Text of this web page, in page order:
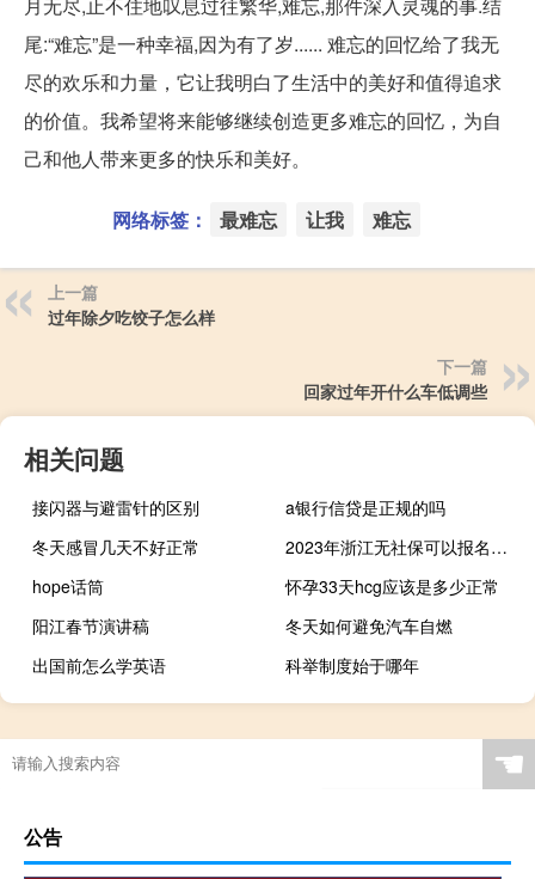
月无尽,止不住地叹息过往繁华,难忘,那件深入灵魂的事.结
尾:“难忘”是一种幸福,因为有了岁...... 难忘的回忆给了我无
尽的欢乐和力量，它让我明白了生活中的美好和值得追求
的价值。我希望将来能够继续创造更多难忘的回忆，为自
己和他人带来更多的快乐和美好。
网络标签： 最难忘 让我 难忘
上一篇
过年除夕吃饺子怎么样
下一篇
回家过年开什么车低调些
相关问题
接闪器与避雷针的区别
a银行信贷是正规的吗
冬天感冒几天不好正常
2023年浙江无社保可以报名二建吗
hope话筒
怀孕33天hcg应该是多少正常
阳江春节演讲稿
冬天如何避免汽车自燃
出国前怎么学英语
科举制度始于哪年
☚
公告